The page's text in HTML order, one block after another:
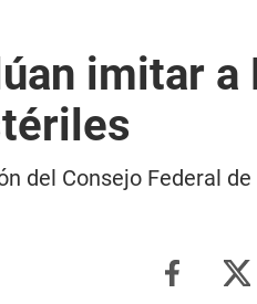
imitar a
del Consejo Federal